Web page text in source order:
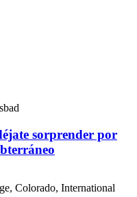
sorprender por